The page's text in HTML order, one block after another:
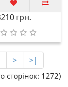
грн.
>
>|
сторінок: 1272)